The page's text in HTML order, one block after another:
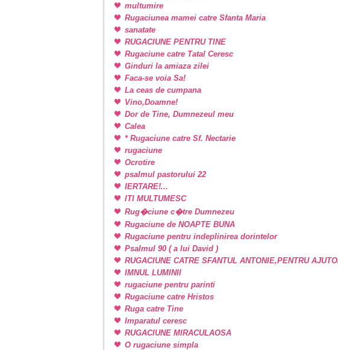
multumire
Rugaciunea mamei catre Sfanta Maria
sanatate
RUGACIUNE PENTRU TINE
Rugaciune catre Tatal Ceresc
Ginduri la amiaza zilei
Faca-se voia Sa!
La ceas de cumpana
Vino,Doamne!
Dor de Tine, Dumnezeul meu
Calea
* Rugaciune catre Sf. Nectarie
rugaciune
Ocrotire
psalmul pastorului 22
IERTARE!...
ITI MULTUMESC
Rug�ciune c�tre Dumnezeu
Rugaciune de NOAPTE BUNA
Rugaciune pentru indeplinirea dorintelor
Psalmul 90 ( a lui David )
RUGACIUNE CATRE SFANTUL ANTONIE,PENTRU
IMNUL LUMINII
rugaciune pentru parinti
Rugaciune catre Hristos
Ruga catre Tine
Imparatul ceresc
RUGACIUNE MIRACULAOSA
O rugaciune simpla